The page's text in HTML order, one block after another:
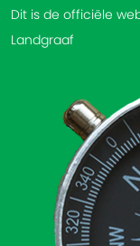
Dit is de officiële
Landgraaf